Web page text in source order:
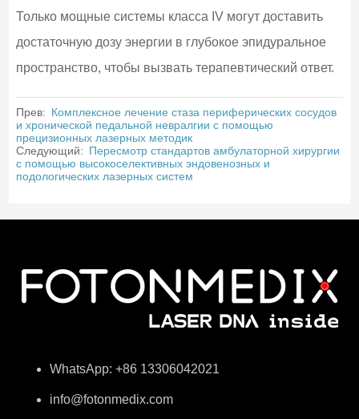
Только мощные системы класса IV могут доставить
достаточную дозу энергии в глубокое эпидуральное
пространство, чтобы вызвать терапевтический ответ.
Прев: Комплексное лечение стаза периферических сосудов
и хронической педальной невралгии с помощью
прецизионных лазерных методик
Следующий: Пересмотр стандартов амбулаторной хирургии
с помощью высокоселективных эндовенозных и
подологических лазерных систем
WhatsApp: +86 13306042021
info@fotonmedix.com